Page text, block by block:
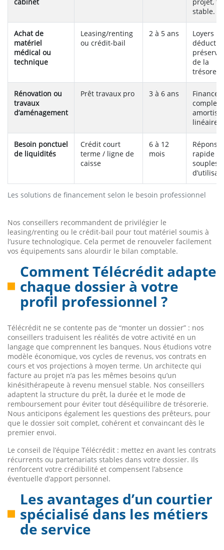
Les solutions de financement selon le besoin professionnel
stable.
Achat de
matériel
médical ou
technique
Leasing/renting
ou crédit-bail
2 à 5 ans
Loyers
de la
Rénovation ou
travaux
d’aménagement
Prêt travaux pro 3 à 6 ans
complet
linéaire.
Besoin ponctuel
de liquidités
Crédit court
terme / ligne de
caisse
6 à 12
mois
Réponse
rapide et
Nos conseillers recommandent de privilégier le
leasing/renting ou le crédit-bail pour tout matériel soumis à
l’usure technologique. Cela permet de renouveler facilement
vos équipements sans alourdir le bilan comptable.
Comment Télécrédit adapte
chaque dossier à votre
profil professionnel ?
Télécrédit ne se contente pas de “monter un dossier” : nos
conseillers traduisent les réalités de votre activité en un
langage que comprennent les banques. Nous étudions votre
modèle économique, vos cycles de revenus, vos contrats en
cours et vos projections à moyen terme. Un architecte qui
facture au projet n’a pas les mêmes besoins qu’un
kinésithérapeute à revenu mensuel stable. Nos conseillers
adaptent la structure du prêt, la durée et le mode de
remboursement pour éviter tout déséquilibre de trésorerie.
Nous anticipons également les questions des prêteurs, pour
que le dossier soit complet, cohérent et convaincant dès le
premier envoi.
Le conseil de l’équipe Télécrédit : mettez en avant les contrats
récurrents ou partenariats stables dans votre dossier. Ils
renforcent votre crédibilité et compensent l’absence
éventuelle d’apport personnel.
Les avantages d’un courtier
spécialisé dans les métiers
de service